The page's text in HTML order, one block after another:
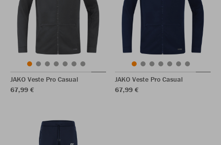
JAKO Veste Pro Casual
67,99 €
JAKO Veste Pro Casual
67,99 €